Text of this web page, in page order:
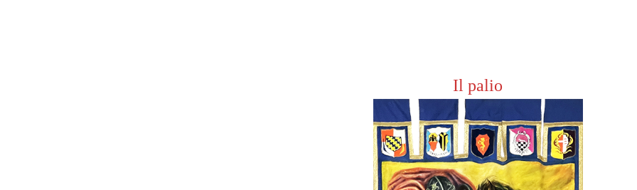
Il palio